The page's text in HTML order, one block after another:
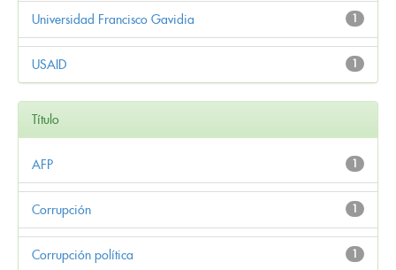
1
Universidad Francisco Gavidia
1
USAID
Título
1
AFP
1
Corrupción
1
Corrupción política